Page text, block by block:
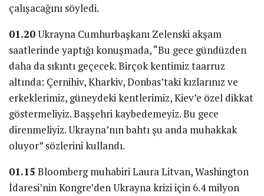
çalışacağını söyledi.
01.20Ukrayna Cumhurbaşkanı Zelenski akşam
saatlerinde yaptığı konuşmada, “Bu gece gündüzden
daha da sıkıntı geçecek. Birçok kentimiz taarruz
altında: Çernihiv, Kharkiv, Donbas’taki kızlarınız ve
erkeklerimiz, güneydeki kentlerimiz, Kiev’e özel dikkat
göstermeliyiz. Başşehri kaybedemeyiz. Bu gece
direnmeliyiz. Ukrayna’nın bahtı şu anda muhakkak
oluyor” sözlerini kullandı.
01.15 Bloomberg muhabiri Laura Litvan, Washington
İdaresi’nin Kongre’den Ukrayna krizi için 6.4 milyon